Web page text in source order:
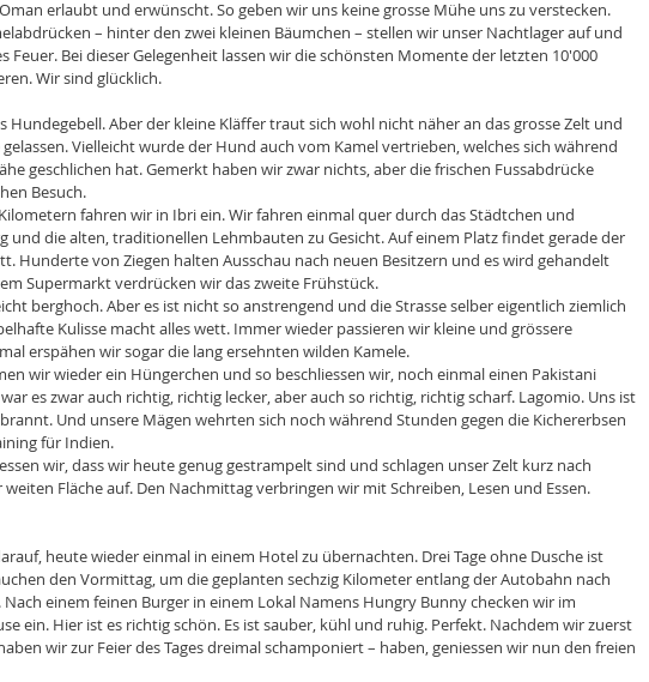
erlaubt und erwünscht. So geben wir uns keine grosse Mühe uns zu verstecken.
– hinter den zwei kleinen Bäumchen – stellen wir unser Nachtlager auf und
Feuer. Bei dieser Gelegenheit lassen wir die schönsten Momente der letzten 10'000
Wir sind glücklich.
Hundegebell. Aber der kleine Kläffer traut sich wohl nicht näher an das grosse Zelt und
Vielleicht wurde der Hund auch vom Kamel vertrieben, welches sich während
geschlichen hat. Gemerkt haben wir zwar nichts, aber die frischen Fussabdrücke
Besuch.
fahren wir in Ibri ein. Wir fahren einmal quer durch das Städtchen und
und die alten, traditionellen Lehmbauten zu Gesicht. Auf einem Platz findet gerade der
Hunderte von Ziegen halten Ausschau nach neuen Besitzern und es wird gehandelt
Supermarkt verdrücken wir das zweite Frühstück.
berghoch. Aber es ist nicht so anstrengend und die Strasse selber eigentlich ziemlich
Kulisse macht alles wett. Immer wieder passieren wir kleine und grössere
erspähen wir sogar die lang ersehnten wilden Kamele.
wir wieder ein Hüngerchen und so beschliessen wir, noch einmal einen Pakistani
es zwar auch richtig, richtig lecker, aber auch so richtig, richtig scharf. Lagomio. Uns ist
Und unsere Mägen wehrten sich noch während Stunden gegen die Kichererbsen
für Indien.
wir, dass wir heute genug gestrampelt sind und schlagen unser Zelt kurz nach
Fläche auf. Den Nachmittag verbringen wir mit Schreiben, Lesen und Essen.
heute wieder einmal in einem Hotel zu übernachten. Drei Tage ohne Dusche ist
den Vormittag, um die geplanten sechzig Kilometer entlang der Autobahn nach
einem feinen Burger in einem Lokal Namens Hungry Bunny checken wir im
ein. Hier ist es richtig schön. Es ist sauber, kühl und ruhig. Perfekt. Nachdem wir zuerst
wir zur Feier des Tages dreimal schamponiert – haben, geniessen wir nun den freien